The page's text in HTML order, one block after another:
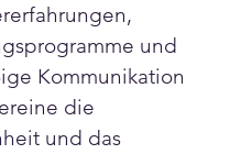
und
Kommunikation
die
und das